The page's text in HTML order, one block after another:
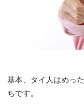
基本、タイ人はめっ
ちです。